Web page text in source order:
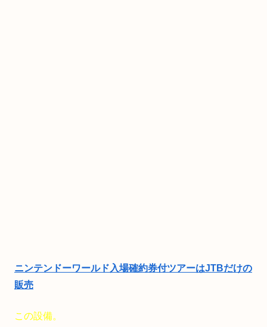
ニンテンドーワールド入場確約券付ツアーはJTBだけの
販売
この設備。